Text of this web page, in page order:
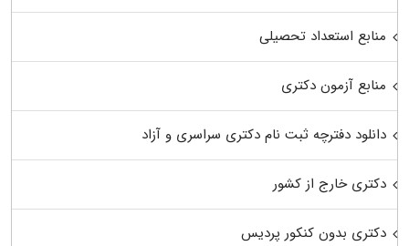
منابع استعداد تحصیلی
منابع آزمون دکتری
دانلود دفترچه ثبت نام دکتری سراسری و آزاد
دکتری خارج از کشور
دکتری بدون کنکور پردیس